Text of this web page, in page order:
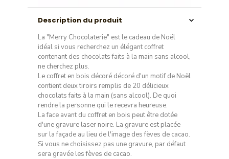
Description du produit
La "Merry Chocolaterie" est le cadeau de Noël
idéal si vous recherchez un élégant coffret
contenant des chocolats faits à la main sans alcool,
ne cherchez plus.
Le coffret en bois décoré décoré d'un motif de Noël
contient deux tiroirs remplis de 20 délicieux
chocolats faits à la main (sans alcool). De quoi
rendre la personne qui le recevra heureuse.
​La face avant du coffret en bois peut être dotée
d'une gravure laser noire. La gravure est placée
sur la façade au lieu de l'image des fèves de cacao.
Si vous ne choisissez pas une gravure, par défaut
sera gravée les fèves de cacao.